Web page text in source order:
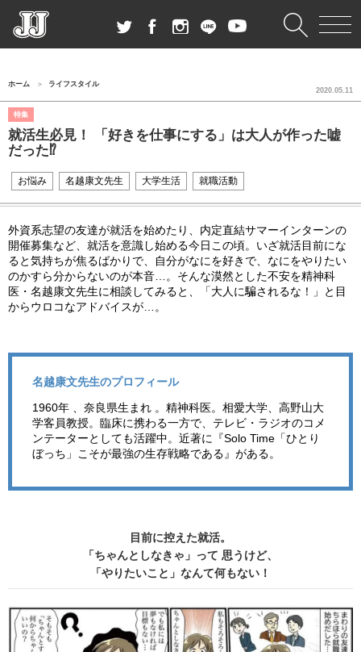
ホーム ライフスタイル
特集
就活生必見！ 「好きを仕事にする」は大人が作った嘘
だった⁉︎
2020.05.11
お悩み 名越康文先生 大学生活 就職活動
外資系志望の友達が就活を始めたり、内定直結サマーインターンの
開催募集など、就活を意識し始める今日この頃。いざ就活目前にな
ると気持ちが焦るばかりで、自分がなにを好きで、なにをやりたい
のかすら分からないのが本音…。そんな漠然とした不安を精神科
医・名越康文先生に相談してみると、「大人に騙されるな！」と目
からウロコなアドバイスが…。
名越康文先生のプロフィール
1960年 、奈良県生まれ 。精神科医。相愛大学、高野山大
学客員教授。臨床に携わる一方で、テレビ・ラジオのコメ
ンテーターとしても活躍中。近著に『Solo Time「ひとり
ぼっち」こそが最強の生存戦略である』がある。
目前に控えた就活。
「ちゃんとしなきゃ」って 思うけど、
「やりたいこと」なんて何もない！